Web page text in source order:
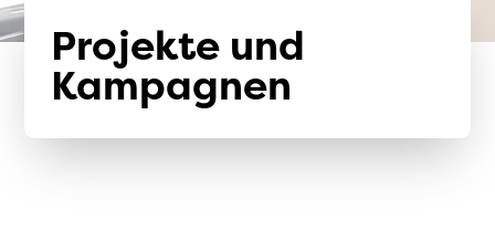
Projekte und
Kampagnen